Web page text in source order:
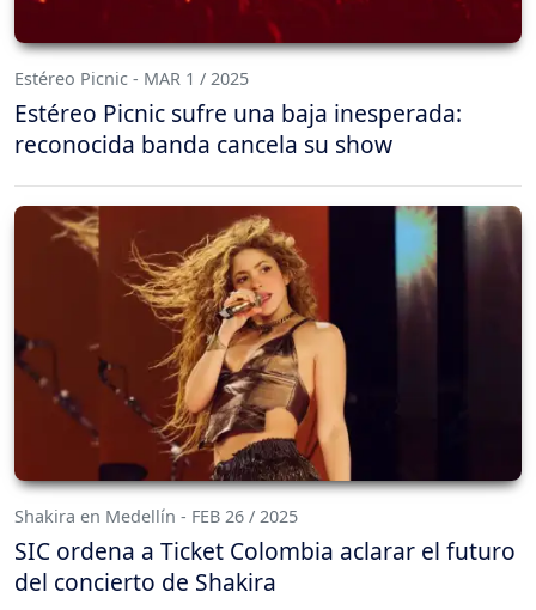
Estéreo Picnic - MAR 1 / 2025
Estéreo Picnic sufre una baja inesperada:
reconocida banda cancela su show
Shakira en Medellín - FEB 26 / 2025
SIC ordena a Ticket Colombia aclarar el futuro
del concierto de Shakira